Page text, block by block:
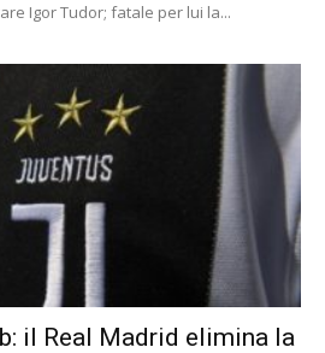
Igor Tudor; fatale per lui la...
il Real Madrid elimina la